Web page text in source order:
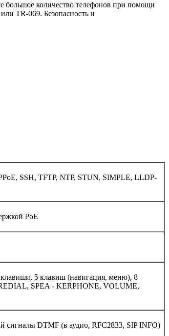
большое количество телефонов при помощи
TR-069. Безопасность и
SSH, TFTP, NTP, STUN, SIMPLE, LLDP-
PoE
клавиши, 5 клавиш (навигация, меню), 8
SPEA - KERPHONE, VOLUME,
сигналы DTMF (в аудио, RFC2833, SIP INFO)